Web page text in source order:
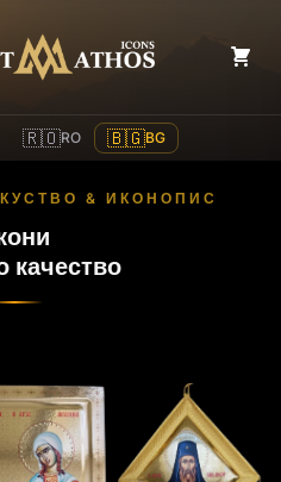
Mount Athos Icons
🇷🇴RO 🇧🇬BG
& ИКОНОПИС
качество